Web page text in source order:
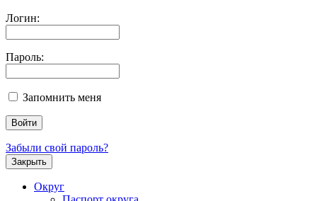
Логин:
Пароль:
Запомнить меня
Забыли свой пароль?
Закрыть
Округ